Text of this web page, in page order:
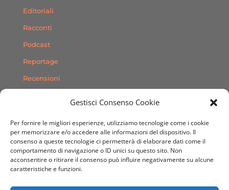
Gestisci Consenso Cookie
Per fornire le migliori esperienze, utilizziamo tecnologie come i cookie
per memorizzare e/o accedere alle informazioni del dispositivo. Il
consenso a queste tecnologie ci permetterà di elaborare dati come il
comportamento di navigazione o ID unici su questo sito. Non
acconsentire o ritirare il consenso può influire negativamente su alcune
caratteristiche e funzioni.
Editoriali
Racconti
Podcast
Reportage
Recensioni
Contatti
SEGUICI SUI SOCIAL